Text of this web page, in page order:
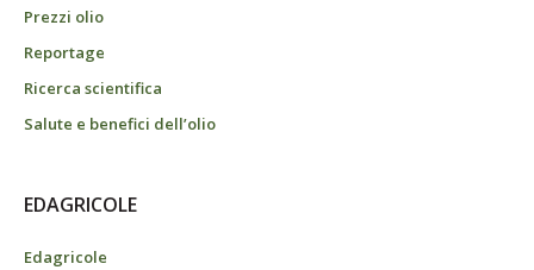
Prezzi olio
Reportage
Ricerca scientifica
Salute e benefici dell’olio
EDAGRICOLE
Edagricole